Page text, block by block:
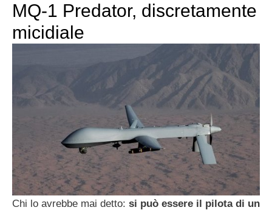
MQ-1 Predator, discretamente
micidiale
Chi lo avrebbe mai detto: si può essere il pilota di un